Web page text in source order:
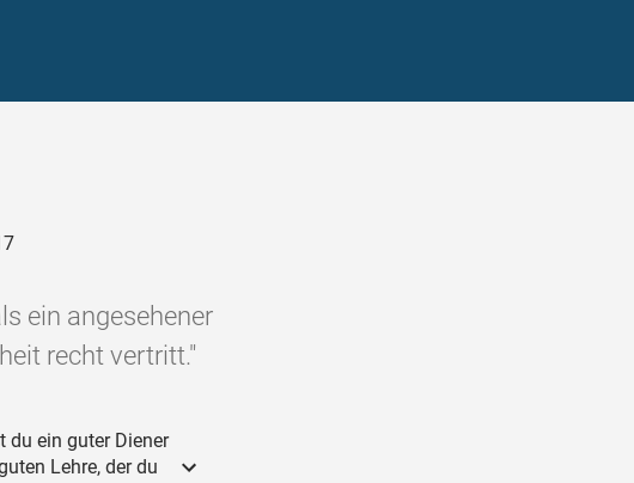
ein angesehener
recht vertritt."
du ein guter Diener
Lehre, der du